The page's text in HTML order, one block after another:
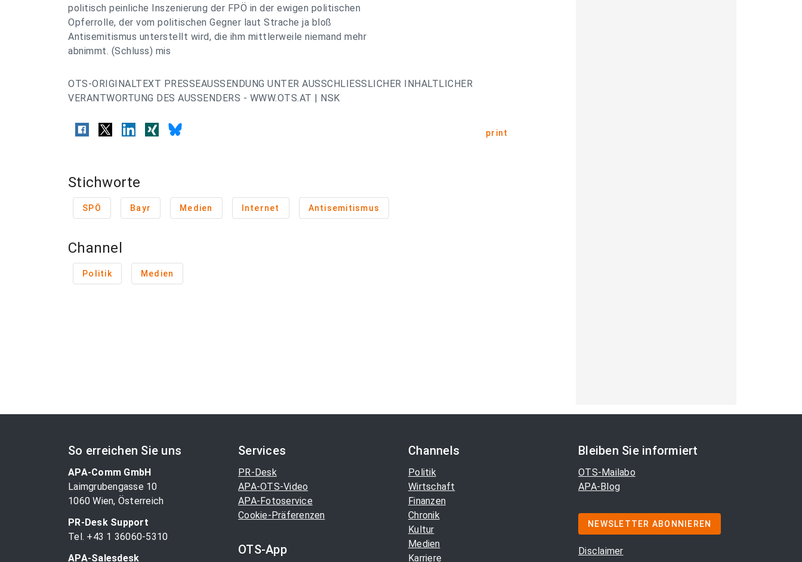
politisch peinliche Inszenierung der FPÖ in der ewigen politischen
Opferrolle, der vom politischen Gegner laut Strache ja bloß
Antisemitismus unterstellt wird, die ihm mittlerweile niemand mehr
abnimmt. (Schluss) mis
OTS-ORIGINALTEXT PRESSEAUSSENDUNG UNTER AUSSCHLIESSLICHER INHALTLICHER
VERANTWORTUNG DES AUSSENDERS - WWW.OTS.AT | NSK
print
Stichworte
SPÖ Bayr Medien Internet Antisemitismus
Channel
Politik Medien
So erreichen Sie uns
APA-Comm GmbH
Laimgrubengasse 10
1060 Wien, Österreich
PR-Desk Support
Tel. +43 1 36060-5310
APA-Salesdesk
Services
PR-Desk
APA-OTS-Video
APA-Fotoservice
Cookie-Präferenzen
OTS-App
Channels
Politik
Wirtschaft
Finanzen
Chronik
Kultur
Medien
Karriere
Bleiben Sie informiert
OTS-Mailabo
APA-Blog
NEWSLETTER ABONNIEREN
Disclaimer